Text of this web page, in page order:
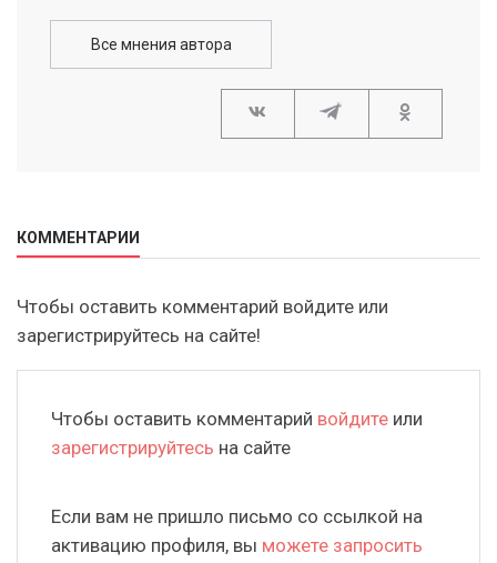
Все мнения автора
КОММЕНТАРИИ
Чтобы оставить комментарий войдите или
зарегистрируйтесь на сайте!
Чтобы оставить комментарий войдите или
зарегистрируйтесь на сайте
Если вам не пришло письмо со ссылкой на
активацию профиля, вы можете запросить